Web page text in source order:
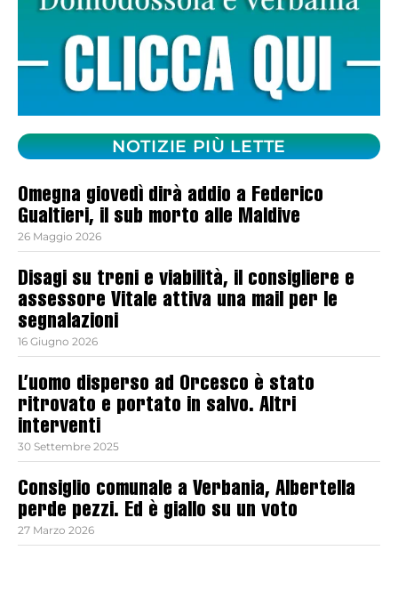
NOTIZIE PIÙ LETTE
Omegna giovedì dirà addio a Federico
Gualtieri, il sub morto alle Maldive
26 Maggio 2026
Disagi su treni e viabilità, il consigliere e
assessore Vitale attiva una mail per le
segnalazioni
16 Giugno 2026
L’uomo disperso ad Orcesco è stato
ritrovato e portato in salvo. Altri
interventi
30 Settembre 2025
Consiglio comunale a Verbania, Albertella
perde pezzi. Ed è giallo su un voto
27 Marzo 2026